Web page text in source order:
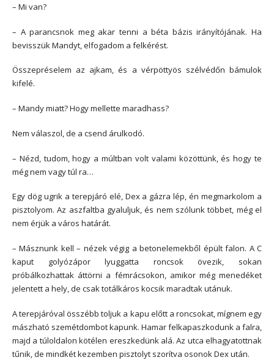
– Mi van?
– A parancsnok meg akar tenni a béta bázis irányítójának. Ha
bevisszük Mandyt, elfogadom a felkérést.
Összepréselem az ajkam, és a vérpöttyös szélvédőn bámulok
kifelé.
– Mandy miatt? Hogy mellette maradhass?
Nem válaszol, de a csend árulkodó.
– Nézd, tudom, hogy a múltban volt valami közöttünk, és hogy te
még nem vagy túl ra…
Egy dög ugrik a terepjáró elé, Dex a gázra lép, én megmarkolom a
pisztolyom. Az aszfaltba gyaluljuk, és nem szólunk többet, még el
nem érjük a város határát.
– Másznunk kell – nézek végig a betonelemekből épült falon. A C
kaput golyózápor lyuggatta roncsok övezik, sokan
próbálkozhattak áttörni a fémrácsokon, amikor még menedéket
jelentett a hely, de csak totálkáros kocsik maradtak utánuk.
A terepjáróval összébb toljuk a kapu előtt a roncsokat, mígnem egy
mászható szemétdombot kapunk. Hamar felkapaszkodunk a falra,
majd a túloldalon kötélen ereszkedünk alá. Az utca elhagyatottnak
tűnik, de mindkét kezemben pisztolyt szorítva osonok Dex után.